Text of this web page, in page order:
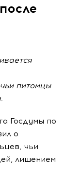
питомцы
Госдумы по
о
чьи
лишением